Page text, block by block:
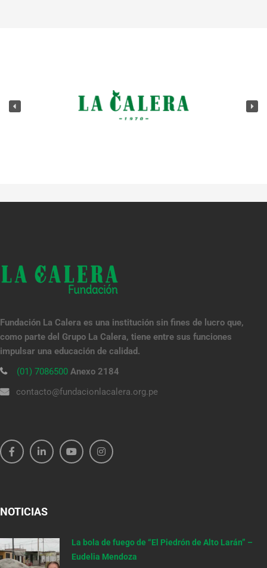
Fundación La Calera es una institución sin fines de lucro que,
como parte del Grupo La Calera, tiene entre sus funciones
impulsar una educación de calidad.
(01) 7086500 Anexo 2184
contacto@fundacionlacalera.org.pe
NOTICIAS
La bola de fuego de “El Piedrón de Alto Larán” –
Eudelia Mendoza